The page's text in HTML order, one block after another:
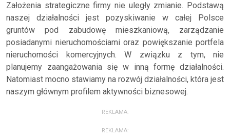
Założenia strategiczne firmy nie uległy zmianie. Podstawą
naszej działalności jest pozyskiwanie w całej Polsce
gruntów pod zabudowę mieszkaniową, zarządzanie
posiadanymi nieruchomościami oraz powiększanie portfela
nieruchomości komercyjnych. W związku z tym, nie
planujemy zaangażowania się w inną formę działalności.
Natomiast mocno stawiamy na rozwój działalności, która jest
naszym głównym profilem aktywności biznesowej.
REKLAMA:
REKLAMA: